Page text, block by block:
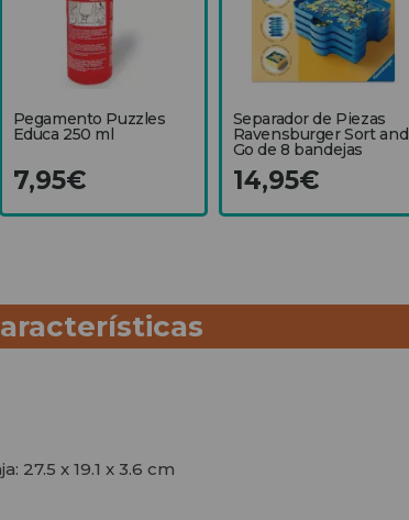
Pegamento Puzzles
Educa 250 ml
7,95€
Separador de Piezas
Ravensburger Sort and
Go de 8 bandejas
14,95€
27.5 x 19.1 x 3.6 cm